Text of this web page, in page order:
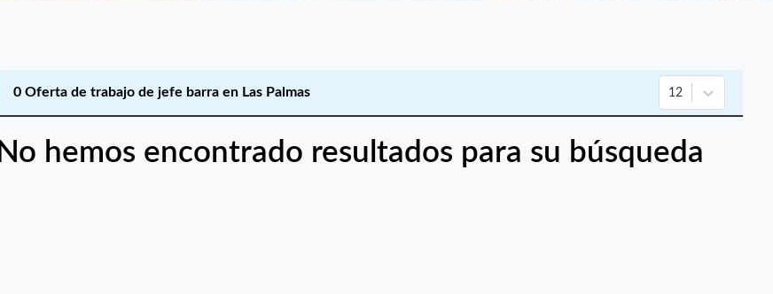
0 Oferta de trabajo de jefe barra en Las Palmas 12
No hemos encontrado resultados para su búsqueda